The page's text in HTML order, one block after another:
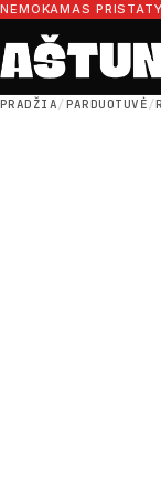
Pereiti prie turinio
NEMOKAMAS
Ieškoti dalių
Ieškoti
PRADŽIA/PARDUOTUVĖ/